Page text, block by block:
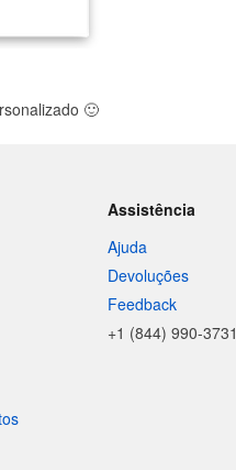
🙂
Assistência
Ajuda
Devoluções
Feedback
+1 (844) 990-3731